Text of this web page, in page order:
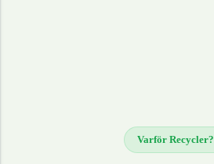
Varför Recycler?